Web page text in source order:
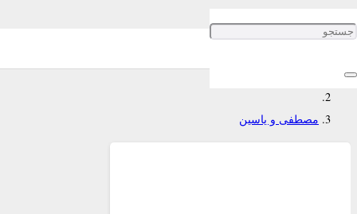
مصطفی و یاسین
مصطفی و یاسین